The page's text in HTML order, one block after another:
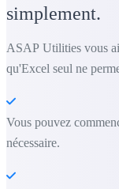
simplement.
ASAP Utilities vous
qu'Excel seul ne
Vous pouvez
nécessaire.